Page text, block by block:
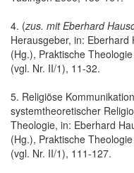
4. (zus. mit Eberhard
Herausgeber, in:
(Hg.), Praktische
(vgl. Nr. II/1), 11-32.
5. Religiöse
systemtheoretischer
Theologie, in: Eberhard
(Hg.), Praktische
(vgl. Nr. II/1), 111-127.